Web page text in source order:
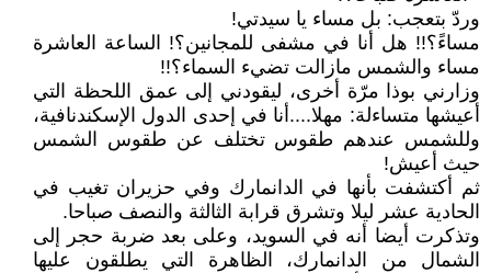
وردّ بتعجب: بل مساء يا سيدتي!
مساءً؟!! هل أنا في مشفى للمجانين؟! الساعة العاشرة
مساء والشمس مازالت تضيء السماء؟!!
وزارني بوذا مرّة أخرى، ليقودني إلى عمق اللحظة التي
أعيشها متساءلة: مهلا....أنا في إحدى الدول الإسكندنافية،
وللشمس عندهم طقوس تختلف عن طقوس الشمس
حيث أعيش!
ثم أكتشفت بأنها في الدانمارك وفي حزيران تغيب في
الحادية عشر ليلا وتشرق قرابة الثالثة والنصف صباحا.
وتذكرت أيضا أنه في السويد، وعلى بعد ضربة حجر إلى
الشمال من الدانمارك، الظاهرة التي يطلقون عليها